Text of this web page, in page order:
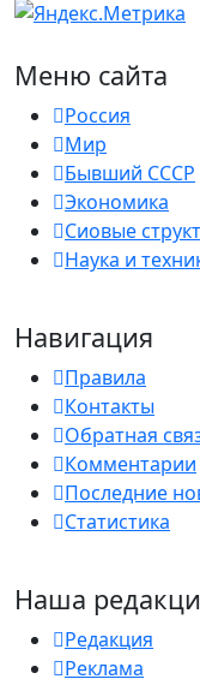
Меню сайта
Россия
Мир
Бывший СССР
Экономика
Сиовые
Наука и
Навигация
Правила
Контакты
Обратная
Комментарии
Последние
Статистика
Наша
Редакция
Реклама